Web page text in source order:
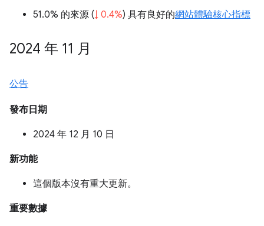
51.0% 的來源 (↓ 0.4%) 具有良好的網站體驗核心指標
2024 年 11 月
公告
發布日期
2024 年 12 月 10 日
新功能
這個版本沒有重大更新。
重要數據